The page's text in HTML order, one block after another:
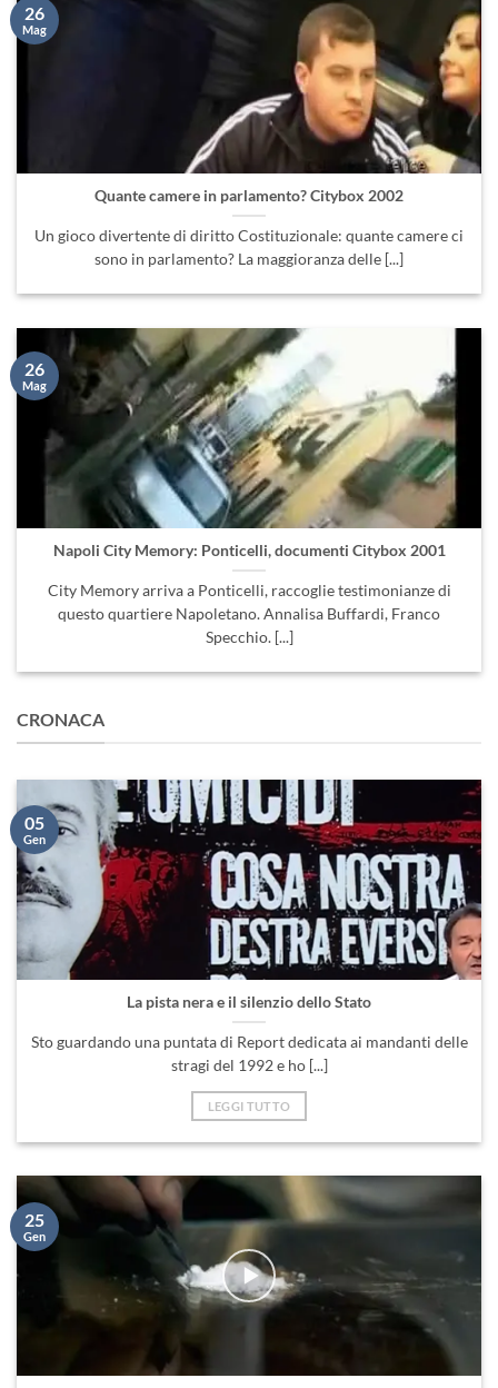
Quante camere in parlamento? Citybox 2002
Un gioco divertente di diritto Costituzionale: quante camere ci
sono in parlamento? La maggioranza delle [...]
26
Mag
Napoli City Memory: Ponticelli, documenti Citybox 2001
City Memory arriva a Ponticelli, raccoglie testimonianze di
questo quartiere Napoletano. Annalisa Buffardi, Franco
Specchio. [...]
26
Mag
CRONACA
La pista nera e il silenzio dello Stato
Sto guardando una puntata di Report dedicata ai mandanti delle
stragi del 1992 e ho [...]
LEGGI TUTTO
05
Gen
25
Gen